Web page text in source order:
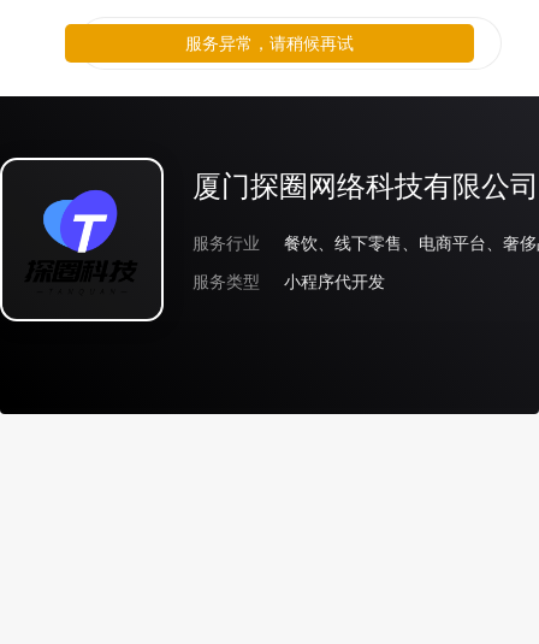
厦门探圈网络科技有限公司
服务行业
服务类型
小程序代开发
服务异常，请稍候再试